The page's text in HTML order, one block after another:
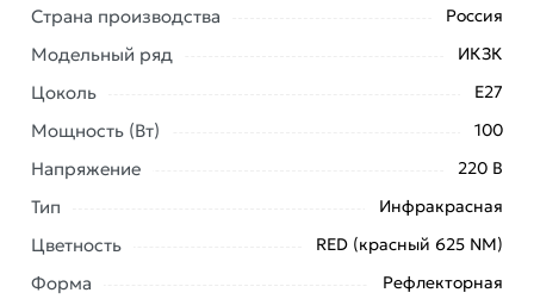
Условия доставки и цены на товар Инфракрасная
лампа ЭРА ИКЗК 230100 R95 E27 для обогрева
животных и освещения 100 Вт Б0064638 из
категории
действительны в
Москве и области.
Наши профессиональные менеджеры обработают
Страна производства Россия
Модельный ряд ИКЗК
Цоколь E27
Мощность (Вт) 100
Напряжение 220 В
Тип Инфракрасная
Цветность RED (красный 625 NM)
Форма Рефлекторная